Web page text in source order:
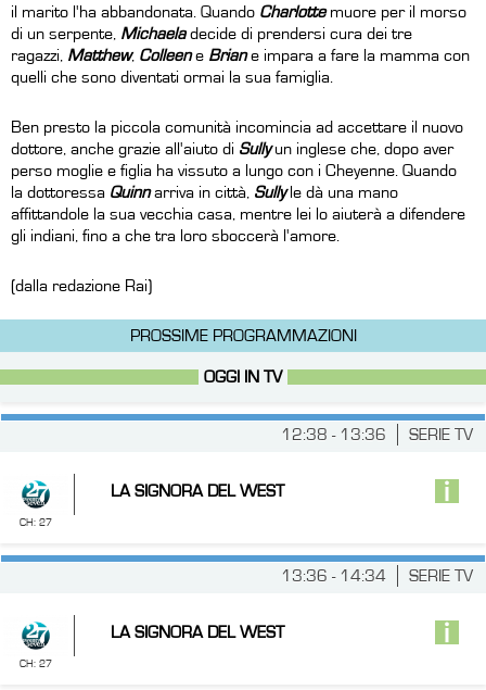
il marito l'ha abbandonata. Quando Charlottemuore per il morso
di un serpente, Michaeladecide di prendersi cura dei tre
ragazzi, Matthew, Colleene Briane impara a fare la mamma con
quelli che sono diventati ormai la sua famiglia.
Ben presto la piccola comunità incomincia ad accettare il nuovo
dottore, anche grazie all'aiuto di Sullyun inglese che, dopo aver
perso moglie e figlia ha vissuto a lungo con i Cheyenne. Quando
la dottoressa Quinnarriva in città, Sully le dà una mano
affittandole la sua vecchia casa, mentre lei lo aiuterà a difendere
gli indiani, fino a che tra loro sboccerà l'amore.
(dalla redazione Rai)
PROSSIME PROGRAMMAZIONI
OGGI IN TV
SERIE TV
12:38 - 13:36
CH: 27
LA SIGNORA DEL WEST
SERIE TV
13:36 - 14:34
CH: 27
LA SIGNORA DEL WEST